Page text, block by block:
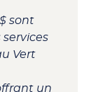
sont
Vert
un